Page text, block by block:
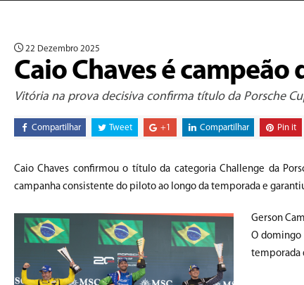
22 Dezembro 2025
Caio Chaves é
Vitória na prova decisiva confirma título da Porsche
Compartilhar Tweet +1 Compartilhar Pin it
Caio Chaves confirmou o título da categoria Challenge da
campanha consistente do piloto ao longo da temporada e
Gerson
O domingo
temporada